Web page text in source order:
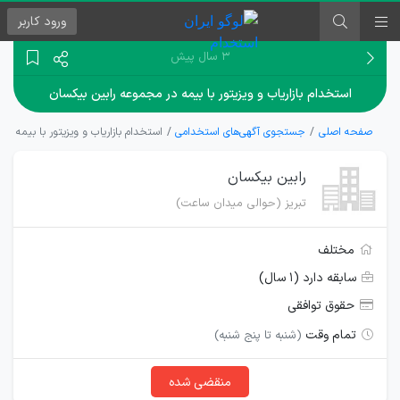
ورود کاربر
۳ سال پیش
استخدام بازاریاب و ویزیتور با بیمه در مجموعه رابین بیکسان
صفحه اصلی جستجوی آگهی‌های استخدامی استخدام بازاریاب و ویزیتور با بیمه
رابین بیکسان
تبریز (حوالی میدان ساعت)
مختلف
سابقه دارد (۱ سال)
حقوق توافقی
تمام وقت (شنبه تا پنج شنبه)
منقضی شده